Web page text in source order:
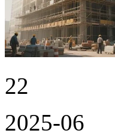
22
2025-06